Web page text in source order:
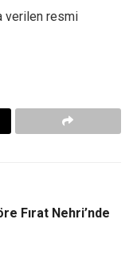
verilen resmi
Fırat Nehri’nde